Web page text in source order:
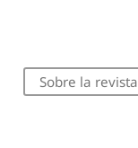
Sobre la revista